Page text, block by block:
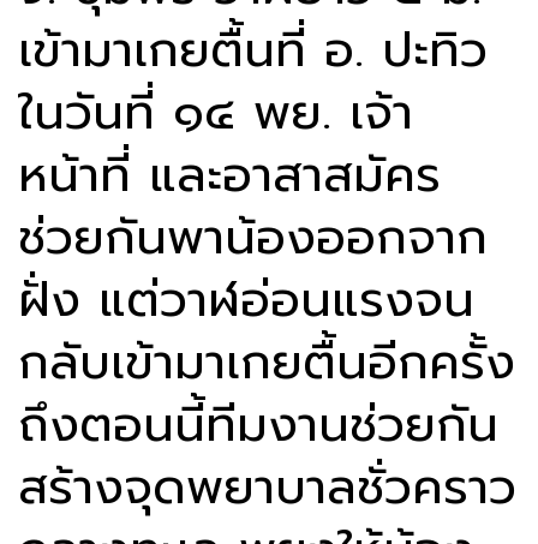
เข้ามาเกยตื้นที่ อ. ปะทิว
ในวันที่ ๑๔ พย. เจ้า
หน้าที่ และอาสาสมัคร
ช่วยกันพาน้องออกจาก
ฝั่ง แต่วาฬอ่อนแรงจน
กลับเข้ามาเกยตื้นอีกครั้ง
ถึงตอนนี้ทีมงานช่วยกัน
สร้างจุดพยาบาลชั่วคราว